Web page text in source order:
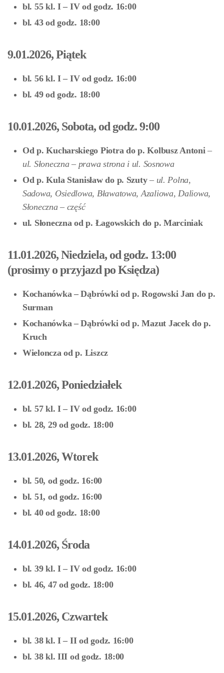
bl. 55 kl. I – IV od godz. 16:00
bl. 43 od godz. 18:00
9.01.2026, Piątek
bl. 56 kl. I – IV od godz. 16:00
bl. 49 od godz. 18:00
10.01.2026, Sobota, od godz. 9:00
Od p. Kucharskiego Piotra do p. Kolbusz Antoni –
ul. Słoneczna – prawa stronai ul. Sosnowa
Od p. Kula Stanisław do p. Szuty – ul. Polna,
Sadowa, Osiedlowa, Bławatowa, Azaliowa, Daliowa,
Słoneczna – część
ul. Słoneczna od p. Łagowskich do p. Marciniak
11.01.2026, Niedziela, od godz. 13:00
(prosimy o przyjazd po Księdza)
Kochanówka – Dąbrówki od p. Rogowski Jan do p.
Surman
Kochanówka – Dąbrówki od p. Mazut Jacek do p.
Kruch
Wieloncza od p. Liszcz
12.01.2026, Poniedziałek
bl. 57 kl. I – IV od godz. 16:00
bl. 28, 29 od godz. 18:00
13.01.2026, Wtorek
bl. 50, od godz. 16:00
bl. 51, od godz. 16:00
bl. 40 od godz. 18:00
14.01.2026, Środa
bl. 39 kl. I – IV od godz. 16:00
bl. 46, 47 od godz. 18:00
15.01.2026, Czwartek
bl. 38 kl. I – II od godz. 16:00
bl. 38 kl. III od godz. 18:00